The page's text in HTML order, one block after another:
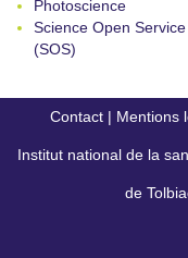
Photoscience
Science Open Service
(SOS)
Contact | Mentions
Institut national de la
de